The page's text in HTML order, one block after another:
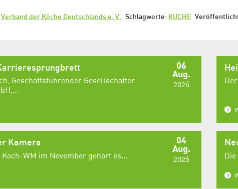
Verband der Köche Deutschlands e. V. Schlagworte: KÜCHE
06
Aug.
2026
Geschäftsführender Gesellschafter
04
Aug.
2026
Kamera
WM im November gehört es...